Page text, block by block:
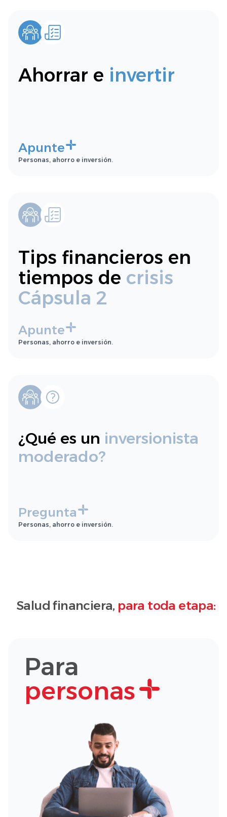
Ahorrar e invertir
Apunte
Personas, ahorro e inversión.
Tips financieros en
tiempos de crisis
Cápsula 2
Apunte
Personas, ahorro e inversión.
¿Qué es un inversionista
moderado?
Pregunta
Personas, ahorro e inversión.
Salud financiera, para toda etapa:
Para
personas